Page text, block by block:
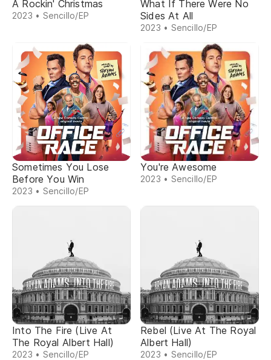
A Rockin' Christmas
2023 • Sencillo/EP
What If There Were No
Sides At All
2023 • Sencillo/EP
Sometimes You Lose
Before You Win
2023 • Sencillo/EP
You're Awesome
2023 • Sencillo/EP
Into The Fire (Live At
The Royal Albert Hall)
2023 • Sencillo/EP
Rebel (Live At The Royal
Albert Hall)
2023 • Sencillo/EP